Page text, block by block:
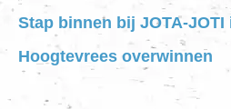
Stap binnen bij JOTA-
Hoogtevrees overwinnen